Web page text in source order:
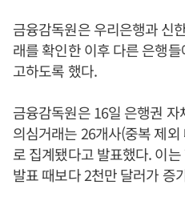
금융감독원은 우리은행과 신
래를 확인한 이후 다른 은행
고하도록 했다.
금융감독원은 16일 은행권
의심거래는 26개사(중복 제
로 집계됐다고 발표했다. 이
발표 때보다 2천만 달러가 증